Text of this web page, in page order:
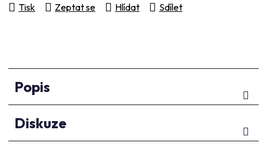
Tisk Zeptat se Hlídat Sdílet
Popis
Diskuze